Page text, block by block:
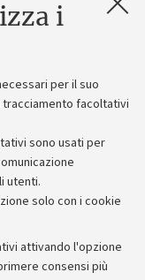
i
per il suo
facoltativi
sono usati per
utenti.
solo con i cookie
attivando l'opzione
consensi più